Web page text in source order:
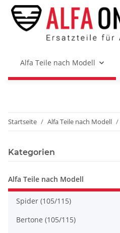
Alfa Teile nach Modell
Startseite Alfa Teile nach Modell
Kategorien
Alfa Teile nach Modell
Spider (105/115)
Bertone (105/115)